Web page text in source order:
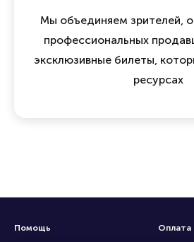
Мы объединяем зрителей,
профессиональных
эксклюзивные билеты,
ресурсах
Помощь
Оплата